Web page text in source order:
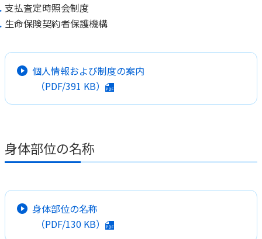
支払査定時照会制度
生命保険契約者保護機構
個人情報および制度の案内
（PDF/391 KB）
身体部位の名称
身体部位の名称
（PDF/130 KB）